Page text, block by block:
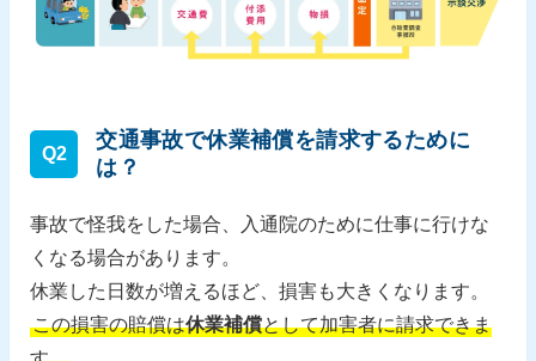
Q2
交通事故で休業補償を請求するために
は？
事故で怪我をした場合、入通院のために仕事に行けな
くなる場合があります。
休業した日数が増えるほど、損害も大きくなります。
この損害の賠償は休業補償として加害者に請求できま